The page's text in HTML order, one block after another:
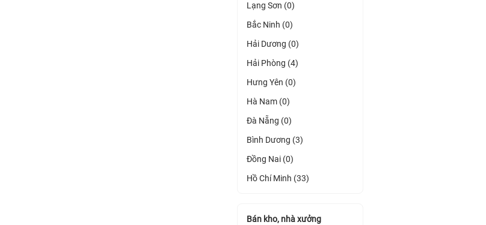
Lạng Sơn (0)
Bắc Ninh (0)
Hải Dương (0)
Hải Phòng (4)
Hưng Yên (0)
Hà Nam (0)
Đà Nẵng (0)
Bình Dương (3)
Đồng Nai (0)
Hồ Chí Minh (33)
Bán kho, nhà xưởng